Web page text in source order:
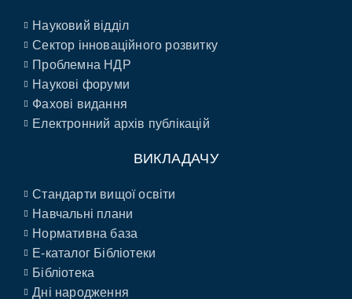
Науковий відділ
Сектор інноваційного розвитку
Проблемна НДР
Наукові форуми
Фахові видання
Електронний архів публікацій
ВИКЛАДАЧУ
Стандарти вищої освіти
Навчальні плани
Нормативна база
E-каталог Бібліотеки
Бібліотека
Дні народження